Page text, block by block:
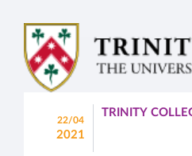
22/04
2021
TRINITY